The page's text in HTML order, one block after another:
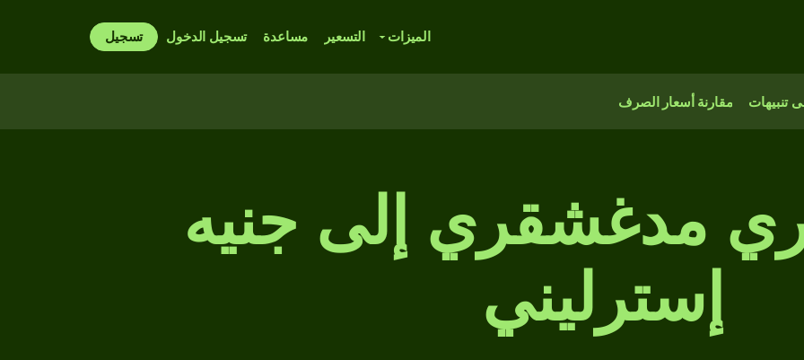
الميزات التسعير مساعدة تسجيل الدخول تسجيل
تنبيهات مقارنة أسعار الصرف
مدغشقري إلى جنيه
إسترليني